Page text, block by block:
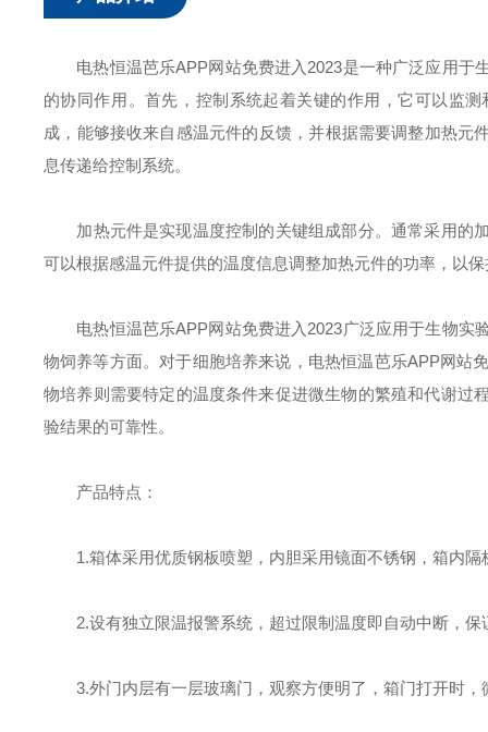
电热恒温芭乐APP网站免费进入2023是一种广泛应用于生物
的协同作用。首先，控制系统起着关键的作用，它可
成，能够接收来自感温元件的反馈，并根据需要调整加热
息传递给控制系统。
加热元件是实现温度控制的关键组成部分。通常采用的加
可以根据感温元件提供的温度信息调整加热元件的功率，以保
电热恒温芭乐APP网站免费进入2023广泛应用于生物实验室和
物饲养等方面。对于细胞培养来说，电热恒温芭乐APP
物培养则需要特定的温度条件来促进微生物的繁殖和代谢过程
验结果的可靠性。
产品特点：
1.箱体采用优质钢板喷塑，内胆采用镜面不锈钢，箱内隔
2.设有独立限温报警系统，超过限制温度即自动中断，保证
3.外门内层有一层玻璃门，观察方便明了，箱门打开时，